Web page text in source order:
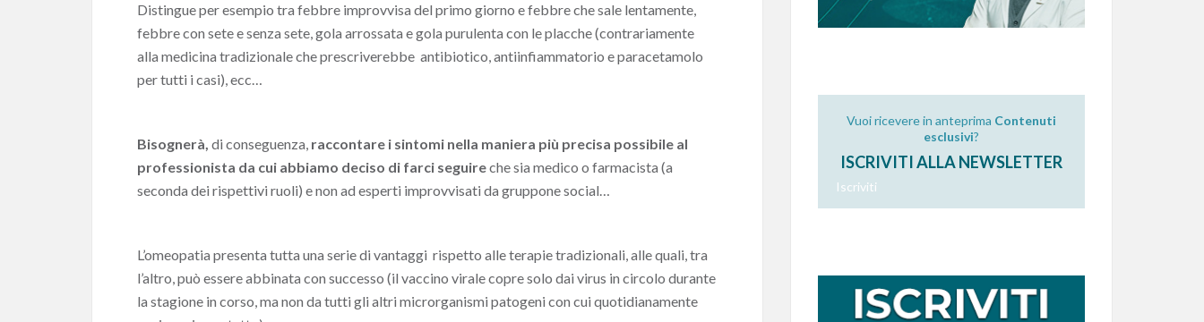
Distingue per esempio tra febbre improvvisa del primo giorno e febbre che sale lentamente,
febbre con sete e senza sete, gola arrossata e gola purulenta con le placche (contrariamente
alla medicina tradizionale che prescriverebbe antibiotico, antiinfiammatorio e paracetamolo
per tutti i casi), ecc…
Bisognerà, di conseguenza, raccontare i sintomi nella maniera più precisa possibile al
professionista da cui abbiamo deciso di farci seguireche sia medico o farmacista (a
seconda dei rispettivi ruoli) e non ad esperti improvvisati da gruppone social…
L’omeopatia presenta tutta una serie di vantaggi rispetto alle terapie tradizionali, alle quali, tra
l’altro, può essere abbinata con successo (il vaccino virale copre solo dai virus in circolo durante
la stagione in corso, ma non da tutti gli altri microrganismi patogeni con cui quotidianamente
Vuoi ricevere in anteprima Contenuti
esclusivi?
ISCRIVITI ALLA NEWSLETTER
Iscriviti